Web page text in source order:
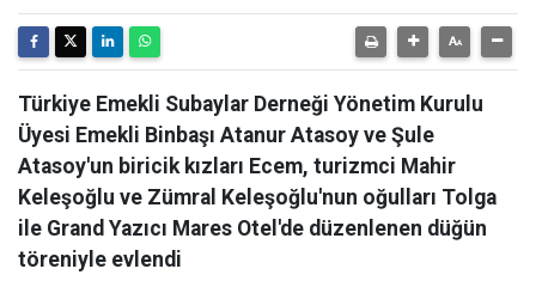
Türkiye Emekli Subaylar Derneği Yönetim Kurulu
Üyesi Emekli Binbaşı Atanur Atasoy ve Şule
Atasoy'un biricik kızları Ecem, turizmci Mahir
Keleşoğlu ve Zümral Keleşoğlu'nun oğulları Tolga
ile Grand Yazıcı Mares Otel'de düzenlenen düğün
töreniyle evlendi